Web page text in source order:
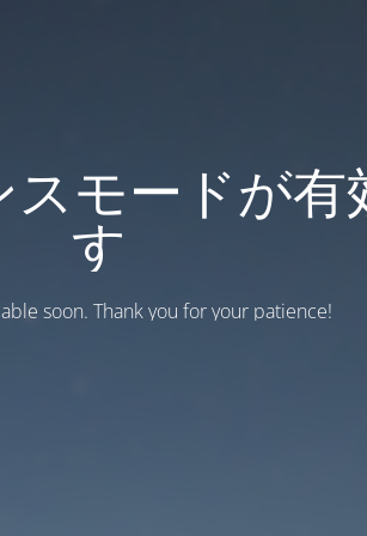
モードが有
す
soon. Thank you for your patience!